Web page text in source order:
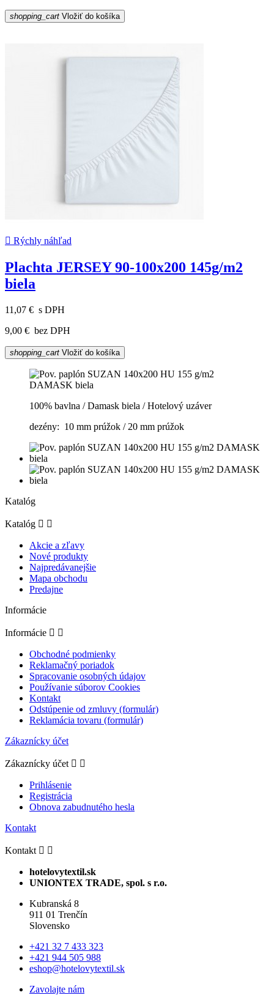
shopping_cart Vložiť do košíka
 Rýchly náhľad
Plachta JERSEY 90-100x200 145g/m2
biela
11,07 € s DPH
9,00 € bez DPH
shopping_cart Vložiť do košíka
100% bavlna / Damask biela / Hotelový uzáver
dezény: 10 mm prúžok / 20 mm prúžok
Katalóg
Katalóg  
Akcie a zľavy
Nové produkty
Najpredávanejšie
Mapa obchodu
Predajne
Informácie
Informácie  
Obchodné podmienky
Reklamačný poriadok
Spracovanie osobných údajov
Používanie súborov Cookies
Kontakt
Odstúpenie od zmluvy (formulár)
Reklamácia tovaru (formulár)
Zákaznícky účet
Zákaznícky účet  
Prihlásenie
Registrácia
Obnova zabudnutého hesla
Kontakt
Kontakt  
hotelovytextil.sk
UNIONTEX TRADE, spol. s r.o.
Kubranská 8
911 01 Trenčín
Slovensko
+421 32 7 433 323
+421 944 505 988
eshop@hotelovytextil.sk
Zavolajte nám